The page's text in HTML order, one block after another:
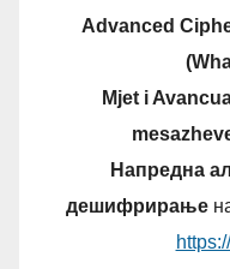
Advanced
Mjet i
Напредна
дешифрирање